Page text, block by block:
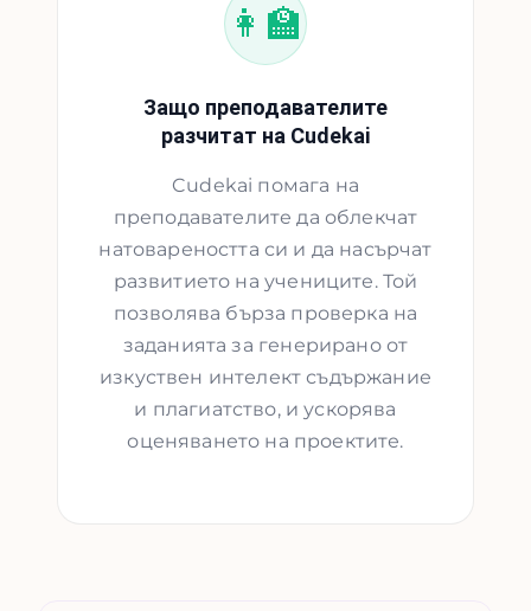
👩‍🏫
Защо преподавателите
разчитат на Cudekai
Cudekai помага на
преподавателите да облекчат
натовареността си и да насърчат
развитието на учениците. Той
позволява бърза проверка на
заданията за генерирано от
изкуствен интелект съдържание
и плагиатство, и ускорява
оценяването на проектите.